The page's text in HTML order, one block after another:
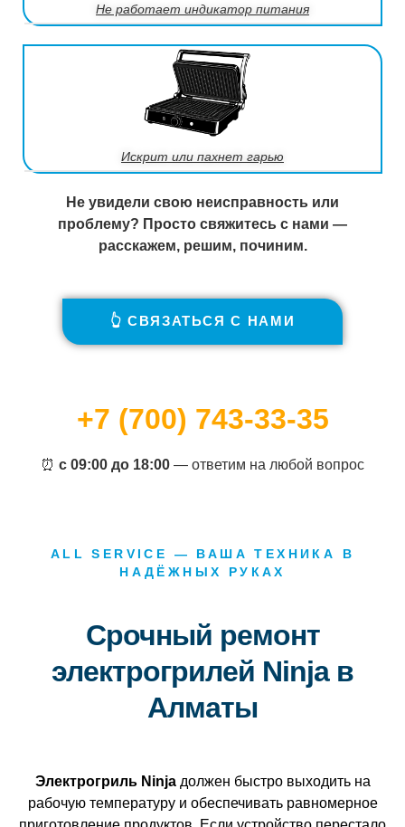
Не работает индикатор питания
Искрит или пахнет гарью
Не увидели свою неисправность или
проблему? Просто свяжитесь с нами —
расскажем, решим, починим.
👆 СВЯЗАТЬСЯ С НАМИ
+7 (700) 743-33-35
⏰ с 09:00 до 18:00 — ответим на любой вопрос
ALL SERVICE — ВАША ТЕХНИКА В
НАДЁЖНЫХ РУКАХ
Срочный ремонт
электрогрилей Ninja в
Алматы
Электрогриль Ninjaдолжен быстро выходить на
рабочую температуру и обеспечивать равномерное